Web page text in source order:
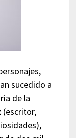
sucedido a
de la
(escritor,